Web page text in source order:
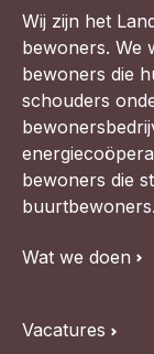
Wij zijn het
bewoners. We
bewoners die
schouders
bewoners die
buurtbewoners.
Wat we doen
Vacatures